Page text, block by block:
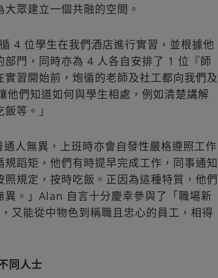
眾建立一個共融的空間。
4 位學生在我們酒店進行實習，並根據他
門，同時亦為 4 人各自安排了 1 位『師
習開始前，炮循的老師及社工都向我們及
他們知道如何與學生相處，例如清楚講解
等。」
人無異，上班時亦會自發性嚴格遵照工作
蹈矩，他們有時提早完成工作，同事通知
規定，按時吃飯。正因為這種特質，他們
。」Alan 自言十分慶幸參與了「職場新
又能從中物色到稱職且忠心的員工，相得
同人士